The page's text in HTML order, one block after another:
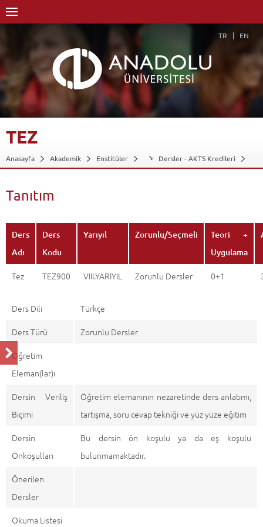
TR EN
TEZ
Anasayfa Akademik Enstitüler
Dersler - AKTS Kredileri
Tanıtım
Ders
Adı
Ders
Kodu
Yarıyıl Zorunlu/Seçmeli
Teori +
Uygulama
Tez TEZ900 VIII.YARIYIL Zorunlu Dersler 0+1
Ders Dili
Türkçe
Ders Türü
Zorunlu Dersler
Öğretim
Eleman(lar)ı
Dersin Veriliş
Biçimi
Öğretim elemanının nezaretinde ders anlatımı,
tartışma, soru cevap tekniği ve yüz yüze eğitim
Dersin
Önkoşulları
Bu dersin ön koşulu ya da eş koşulu
bulunmamaktadır.
Önerilen
Dersler
Okuma Listesi